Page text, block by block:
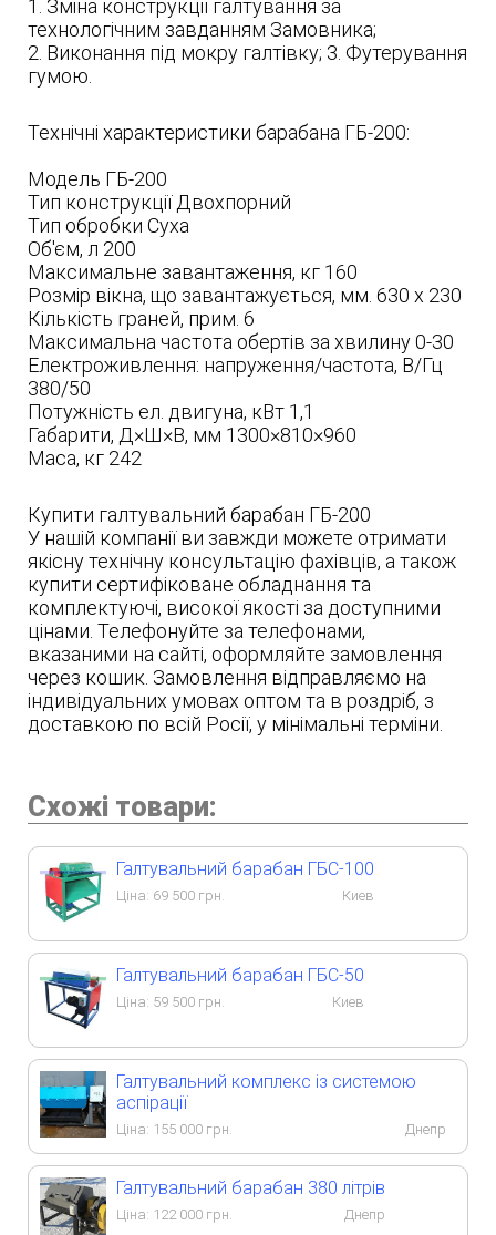
1. Зміна конструкції галтування за
технологічним завданням Замовника;
2. Виконання під мокру галтівку; 3. Футерування
гумою.
Технічні характеристики барабана ГБ-200:
Модель ГБ-200
Тип конструкції Двохпорний
Тип обробки Суха
Об'єм, л 200
Максимальне завантаження, кг 160
Розмір вікна, що завантажується, мм. 630 х 230
Кількість граней, прим. 6
Максимальна частота обертів за хвилину 0-30
Електроживлення: напруження/частота, В/Гц
380/50
Потужність ел. двигуна, кВт 1,1
Габарити, Д×Ш×В, мм 1300×810×960
Маса, кг 242
Купити галтувальний барабан ГБ-200
У нашій компанії ви завжди можете отримати
якісну технічну консультацію фахівців, а також
купити сертифіковане обладнання та
комплектуючі, високої якості за доступними
цінами. Телефонуйте за телефонами,
вказаними на сайті, оформляйте замовлення
через кошик. Замовлення відправляємо на
індивідуальних умовах оптом та в роздріб, з
доставкою по всій Росії, у мінімальні терміни.
Схожі товари:
Галтувальний барабан ГБС-100
Ціна: 69 500 грн. Киев
Галтувальний барабан ГБС-50
Ціна: 59 500 грн. Киев
Галтувальний комплекс із системою
аспірації
Ціна: 155 000 грн. Днепр
Галтувальний барабан 380 літрів
Ціна: 122 000 грн. Днепр